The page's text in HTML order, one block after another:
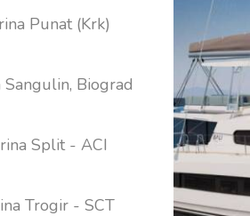
Punat (Krk)
Sangulin, Biograd
Split - ACI
Trogir - SCT